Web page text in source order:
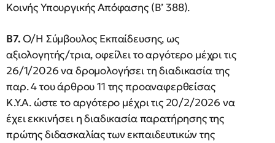
Κοινής Υπουργικής Απόφασης (Β’ 388).
Β7. Ο/Η Σύμβουλος Εκπαίδευσης, ως
αξιολογητής/τρια, οφείλει το αργότερο μέχρι τις
26/1/2026 να δρομολογήσει τη διαδικασία της
παρ. 4 του άρθρου 11 της προαναφερθείσας
Κ.Υ.Α. ώστε το αργότερο μέχρι τις 20/2/2026 να
έχει εκκινήσει η διαδικασία παρατήρησης της
πρώτης διδασκαλίας των εκπαιδευτικών της